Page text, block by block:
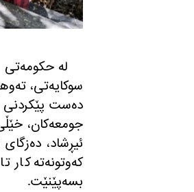
لە
سوکایەتی،
دەست پێکردنی
جومعەکان،
ئیڕشاد،
کەوتونەتە
بسەپێنێت.